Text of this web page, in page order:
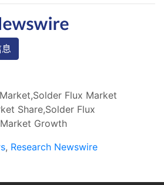
Flux Market
Share,Solder Flux
Growth
, Research Newswire